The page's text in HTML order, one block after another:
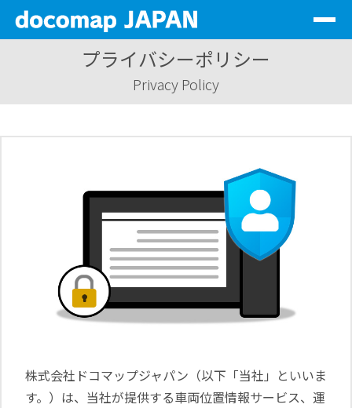
ログイン
English
プライバシーポリシー
Privacy Policy
株式会社ドコマップジャパン（以下「当社」といいま
す。）は、当社が提供する車両位置情報サービス、運